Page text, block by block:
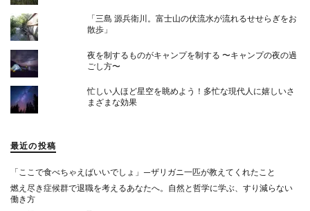
「三島 源兵衛川。富士山の伏流水が流れるせせらぎをお
散歩」
夜を制するものがキャンプを制する 〜キャンプの夜の過
ごし方〜
忙しい人ほど星空を眺めよう！多忙な現代人に嬉しいさ
まざまな効果
最近の投稿
「ここで食べちゃえばいいでしょ」—ザリガニ一匹が教えてくれたこと
燃え尽き症候群で退職を考えるあなたへ。自然と哲学に学ぶ、すり減らない
働き方